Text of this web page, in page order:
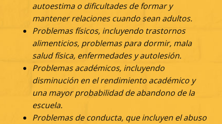
autoestima o dificultades de formar y
mantener relaciones cuando sean adultos.
Problemas físicos, incluyendo trastornos
alimenticios, problemas para dormir, mala
salud física, enfermedades y autolesión.
Problemas académicos, incluyendo
disminución en el rendimiento académico y
una mayor probabilidad de abandono de la
escuela.
Problemas de conducta, que incluyen el abuso